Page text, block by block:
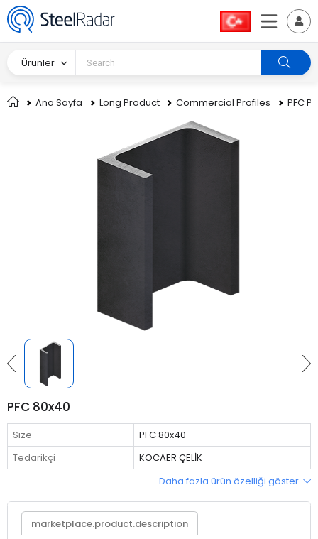
Ürünler
Ana Sayfa Long Product Commercial Profiles PFC
PFC 80x40
Size
PFC 80x40
Tedarikçi
KOCAER ÇELİK
Daha fazla ürün özelliği göster
marketplace.product.description